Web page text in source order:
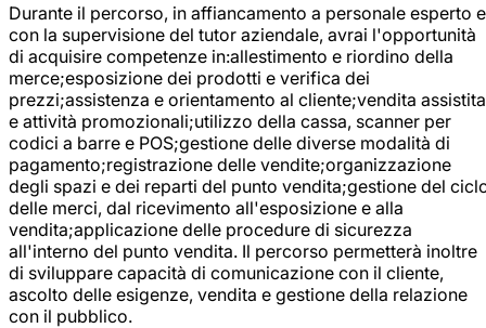
Durante il percorso, in affiancamento a personale esperto e
con la supervisione del tutor aziendale, avrai l'opportunità
di acquisire competenze in:allestimento e riordino della
merce;esposizione dei prodotti e verifica dei
prezzi;assistenza e orientamento al cliente;vendita assistita
e attività promozionali;utilizzo della cassa, scanner per
codici a barre e POS;gestione delle diverse modalità di
pagamento;registrazione delle vendite;organizzazione
degli spazi e dei reparti del punto vendita;gestione del
delle merci, dal ricevimento all'esposizione e alla
vendita;applicazione delle procedure di sicurezza
all'interno del punto vendita. Il percorso permetterà inoltre
di sviluppare capacità di comunicazione con il cliente,
ascolto delle esigenze, vendita e gestione della relazione
con il pubblico.